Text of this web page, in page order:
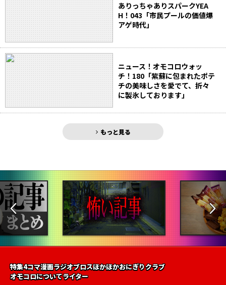
ありっちゃありスパークYEA
H！043「市民プールの価値爆
アゲ時代」
ニュース！オモコロウォッ
チ！180「紫蘇に包まれたポテ
チの美味しさを愛でて、折々
に製氷しております」
もっと見る
特集4コマ漫画ラジオブロスほかほかおにぎりクラブ
オモコロについてライター